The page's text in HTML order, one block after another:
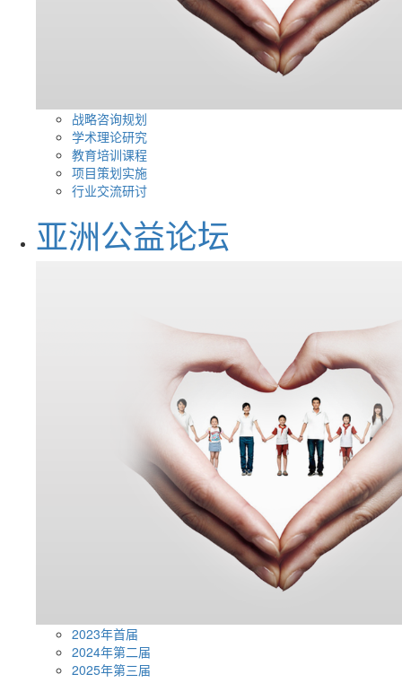
战略咨询规划
学术理论研究
教育培训课程
项目策划实施
行业交流研讨
亚洲公益论坛
2023年首届
2024年第二届
2025年第三届